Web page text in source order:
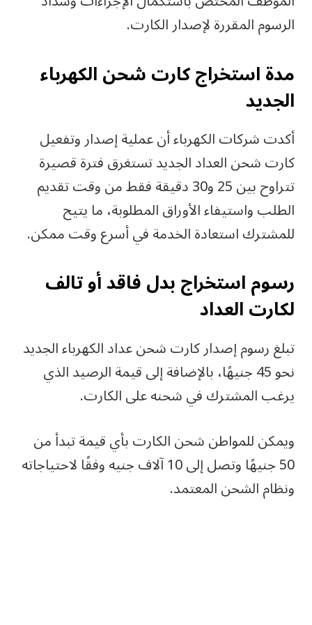
الرسوم المقررة لإصدار الكارت.
مدة استخراج كارت شحن الكهرباء
الجديد
أكدت شركات الكهرباء أن عملية إصدار وتفعيل
كارت شحن العداد الجديد تستغرق فترة قصيرة
تتراوح بين 25 و30 دقيقة فقط من وقت تقديم
الطلب واستيفاء الأوراق المطلوبة، ما يتيح
للمشترك استعادة الخدمة في أسرع وقت ممكن.
رسوم استخراج بدل فاقد أو تالف
لكارت العداد
تبلغ رسوم إصدار كارت شحن عداد الكهرباء الجديد
نحو 45 جنيهًا، بالإضافة إلى قيمة الرصيد الذي
يرغب المشترك في شحنه على الكارت.
ويمكن للمواطن شحن الكارت بأي قيمة تبدأ من
50 جنيهًا وتصل إلى 10 آلاف جنيه وفقًا لاحتياجاته
ونظام الشحن المعتمد.